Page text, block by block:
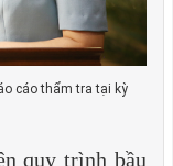
cáo thẩm tra tại kỳ
quy trình bầu